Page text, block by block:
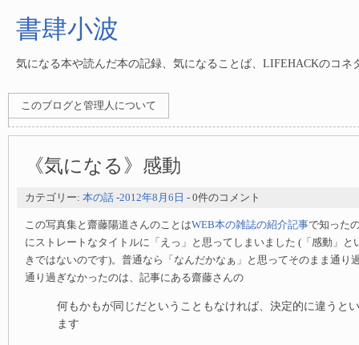
書肆小波
気になる本や読んだ本の記録、気になることば、LIFEHACKのコネ
このブログと管理人について
《気になる》感動
カテゴリー: 本の話 -2012年8月6日 - 0件のコメント
この写真集と齋藤陽道さんのことはWEB本の雑誌の紹介記事で知った
にストレートなタイトルに「えっ」と思ってしまいました (「感動」と
きではないのです)。普通なら「なんだかなぁ」と思ってそのまま通り
通り過ぎなかったのは、記事にある齋藤さんの
何もかもが同じだということもなければ、決定的に違うと
ます